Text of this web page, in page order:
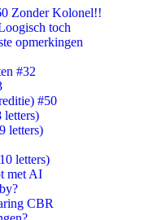
Zonder Kolonel!!
toch
opmerkingen
#32
#50
letters)
letters)
letters)
met AI
CBR